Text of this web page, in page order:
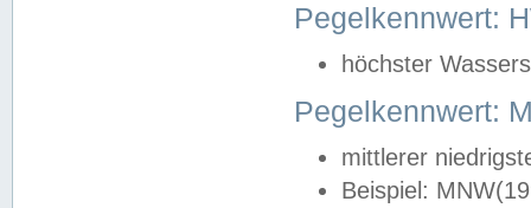
Pegelkennwert:
höchster
Pegelkennwert:
mittlerer
Beispiel: